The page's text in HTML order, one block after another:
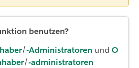
benutzen?
/-Administratoren und O
/-administratoren